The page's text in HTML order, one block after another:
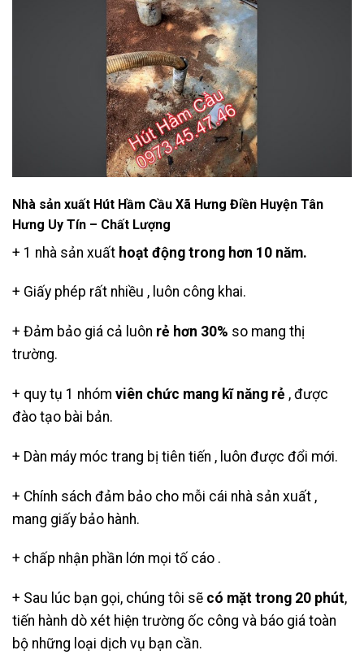
Nhà sản xuất Hút Hầm Cầu Xã Hưng Điền Huyện Tân
Hưng Uy Tín – Chất Lượng
+ 1 nhà sản xuất hoạt động trong hơn 10 năm.
+ Giấy phép rất nhiều , luôn công khai.
+ Đảm bảo giá cả luôn rẻ hơn 30% so mang thị
trường.
+ quy tụ 1 nhóm viên chức mang kĩ năng rẻ , được
đào tạo bài bản.
+ Dàn máy móc trang bị tiên tiến , luôn được đổi mới.
+ Chính sách đảm bảo cho mỗi cái nhà sản xuất ,
mang giấy bảo hành.
+ chấp nhận phần lớn mọi tố cáo .
+ Sau lúc bạn gọi, chúng tôi sẽ có mặt trong 20 phút,
tiến hành dò xét hiện trường ốc công và báo giá toàn
bộ những loại dịch vụ bạn cần.